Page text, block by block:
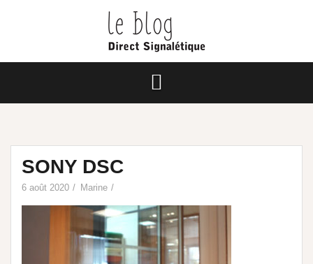
SONY DSC
6 août 2020 Marine